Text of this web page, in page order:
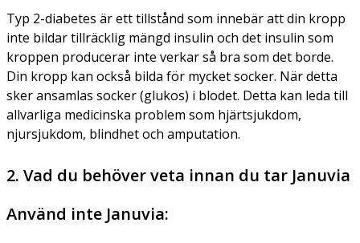
Typ 2-diabetes är ett tillstånd som innebär att din kropp
inte bildar tillräcklig mängd insulin och det insulin som
kroppen producerar inte verkar så bra som det borde.
Din kropp kan också bilda för mycket socker. När detta
sker ansamlas socker (glukos) i blodet. Detta kan leda till
allvarliga medicinska problem som hjärtsjukdom,
njursjukdom, blindhet och amputation.
2. Vad du behöver veta innan du tar Januvia
Använd inte Januvia: